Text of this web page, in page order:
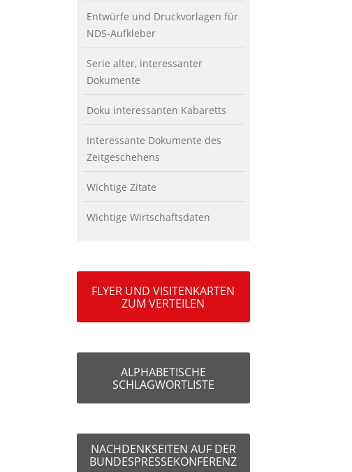
Entwürfe und Druckvorlagen für
NDS-Aufkleber
Serie alter, interessanter
Dokumente
Doku interessanten Kabaretts
Interessante Dokumente des
Zeitgeschehens
Wichtige Zitate
Wichtige Wirtschaftsdaten
FLYER UND VISITENKARTEN
ZUM VERTEILEN
ALPHABETISCHE
SCHLAGWORTLISTE
NACHDENKSEITEN AUF DER
BUNDESPRESSEKONFERENZ